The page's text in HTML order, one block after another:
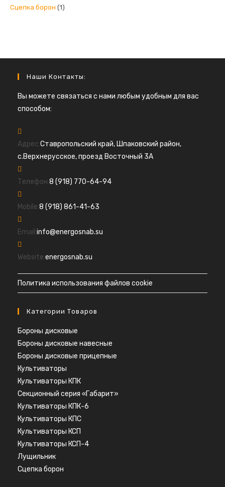
Сцепка борон (1)
Наши Контакты:
Вы можете связаться с нами любым удобным для вас
способом:
Адрес:Ставропольский край, Шпаковский район,
с.Верхнерусское, проезд Восточный 3А
Телефон:8 (918) 770-64-94Откроется
Mobile:8 (918) 861-41-63
вашем
Email:info@energosnab.su
Website:energosnab.su
Политика использования файлов cookie
Категории Товаров
Бороны дисковые
Бороны дисковые навесные
Бороны дисковые прицепные
Культиваторы
Культиваторы КПК
Секционный серия «Габарит»
Культиваторы КПК-6
Культиваторы КПС
Культиваторы КСП
Культиваторы КСП-4
Лущильник
Сцепка борон